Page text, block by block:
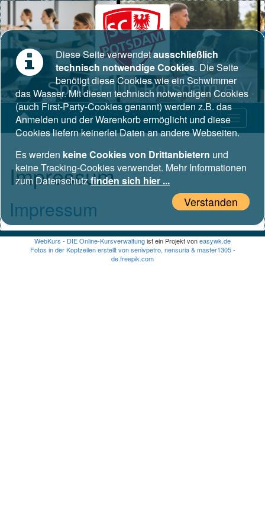
Sport-Club Potsdam e.V.
Impressum
Impressum
WebKurs - DIE Online-Kursverwaltungist ein Projekt voneasywk.de
Fotos in der Kopfzeilen erstellt von senivpetro, nensuria & master1305 -
de.freepik.com
Diese Seite verwendetausschließlich
technisch notwendige Cookies. Die Seite
benötigt diese Cookies wie ein Schwimmer
das Wasser. Mit diesen technisch notwendigen Cookies
(auch First-Party-Cookies genannt) werden z.B. das
Anmelden und der Warenkorb ermöglicht und diese
Cookies liefern keinerlei Daten an andere Webseiten.
Es werden keine Cookies von Drittanbietern und
keine Tracking-Cookies verwendet. Mehr Informationen
zum Datenschutzfinden sich hier ...
Verstanden